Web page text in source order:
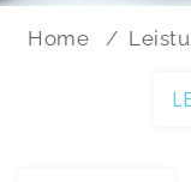
Home